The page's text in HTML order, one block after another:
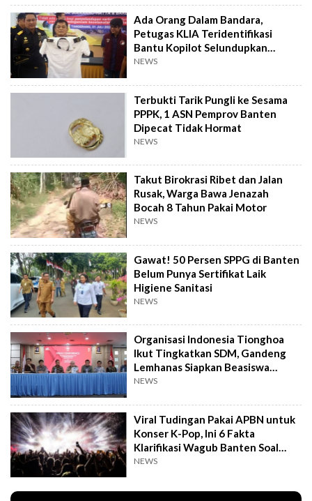
Ada Orang Dalam Bandara,
Petugas KLIA Teridentifikasi
Bantu Kopilot Selundupkan
Ekstasi ke Indonesia
NEWS
Terbukti Tarik Pungli ke Sesama
PPPK, 1 ASN Pemprov Banten
Dipecat Tidak Hormat
NEWS
Takut Birokrasi Ribet dan Jalan
Rusak, Warga Bawa Jenazah
Bocah 8 Tahun Pakai Motor
NEWS
Gawat! 50 Persen SPPG di Banten
Belum Punya Sertifikat Laik
Higiene Sanitasi
NEWS
Organisasi Indonesia Tionghoa
Ikut Tingkatkan SDM, Gandeng
Lemhanas Siapkan Beasiswa
Hingga S3
NEWS
Viral Tudingan Pakai APBN untuk
Konser K-Pop, Ini 6 Fakta
Klarifikasi Wagub Banten Soal
Putrinya
NEWS